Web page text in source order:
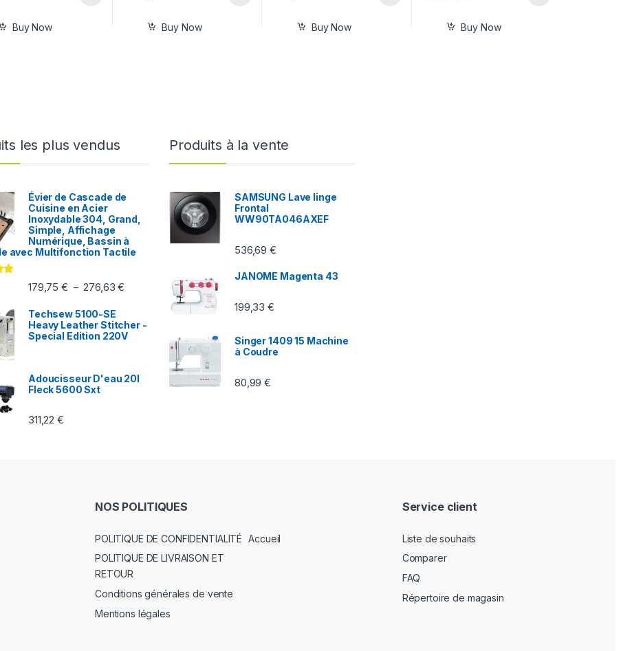
Buy Now Buy Now Buy Now Buy Now
les plus vendus
Évier de Cascade de
Cuisine en Acier
Inoxydable 304, Grand,
Simple, Affichage
Numérique, Bassin à
avec Multifonction Tactile
179,75€ – 276,63€
Techsew 5100-SE
Heavy Leather Stitcher -
Special Edition 220V
Adoucisseur D'eau 20l
Fleck 5600 Sxt
311,22€
Produits à la vente
SAMSUNG Lave linge
Frontal
WW90TA046AXEF
536,69€
JANOME Magenta 43
199,33€
Singer 1409 15 Machine
à Coudre
80,99€
NOS POLITIQUES
POLITIQUE DE CONFIDENTIALITÉ
POLITIQUE DE LIVRAISON ET
RETOUR
Conditions générales de vente
Mentions légales
Accueil
Service client
Liste de souhaits
Comparer
FAQ
Répertoire de magasin